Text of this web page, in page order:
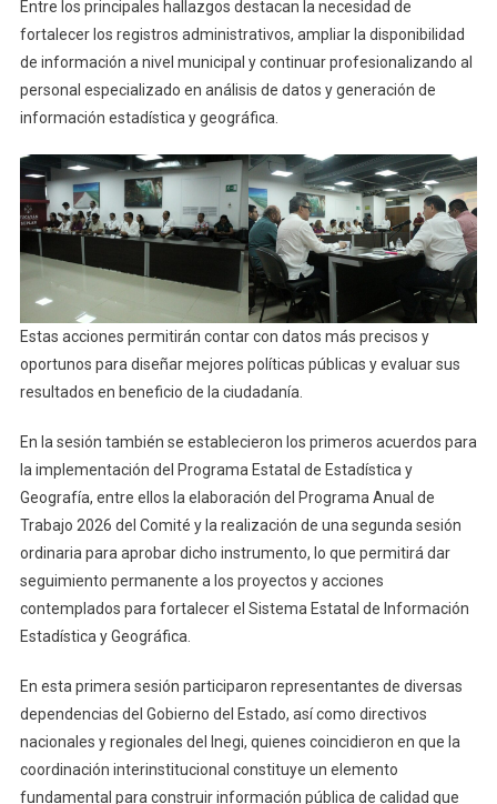
Entre los principales hallazgos destacan la necesidad de
fortalecer los registros administrativos, ampliar la disponibilidad
de información a nivel municipal y continuar profesionalizando al
personal especializado en análisis de datos y generación de
información estadística y geográfica.
Estas acciones permitirán contar con datos más precisos y
oportunos para diseñar mejores políticas públicas y evaluar sus
resultados en beneficio de la ciudadanía.
En la sesión también se establecieron los primeros acuerdos para
la implementación del Programa Estatal de Estadística y
Geografía, entre ellos la elaboración del Programa Anual de
Trabajo 2026 del Comité y la realización de una segunda sesión
ordinaria para aprobar dicho instrumento, lo que permitirá dar
seguimiento permanente a los proyectos y acciones
contemplados para fortalecer el Sistema Estatal de Información
Estadística y Geográfica.
En esta primera sesión participaron representantes de diversas
dependencias del Gobierno del Estado, así como directivos
nacionales y regionales del Inegi, quienes coincidieron en que la
coordinación interinstitucional constituye un elemento
fundamental para construir información pública de calidad que